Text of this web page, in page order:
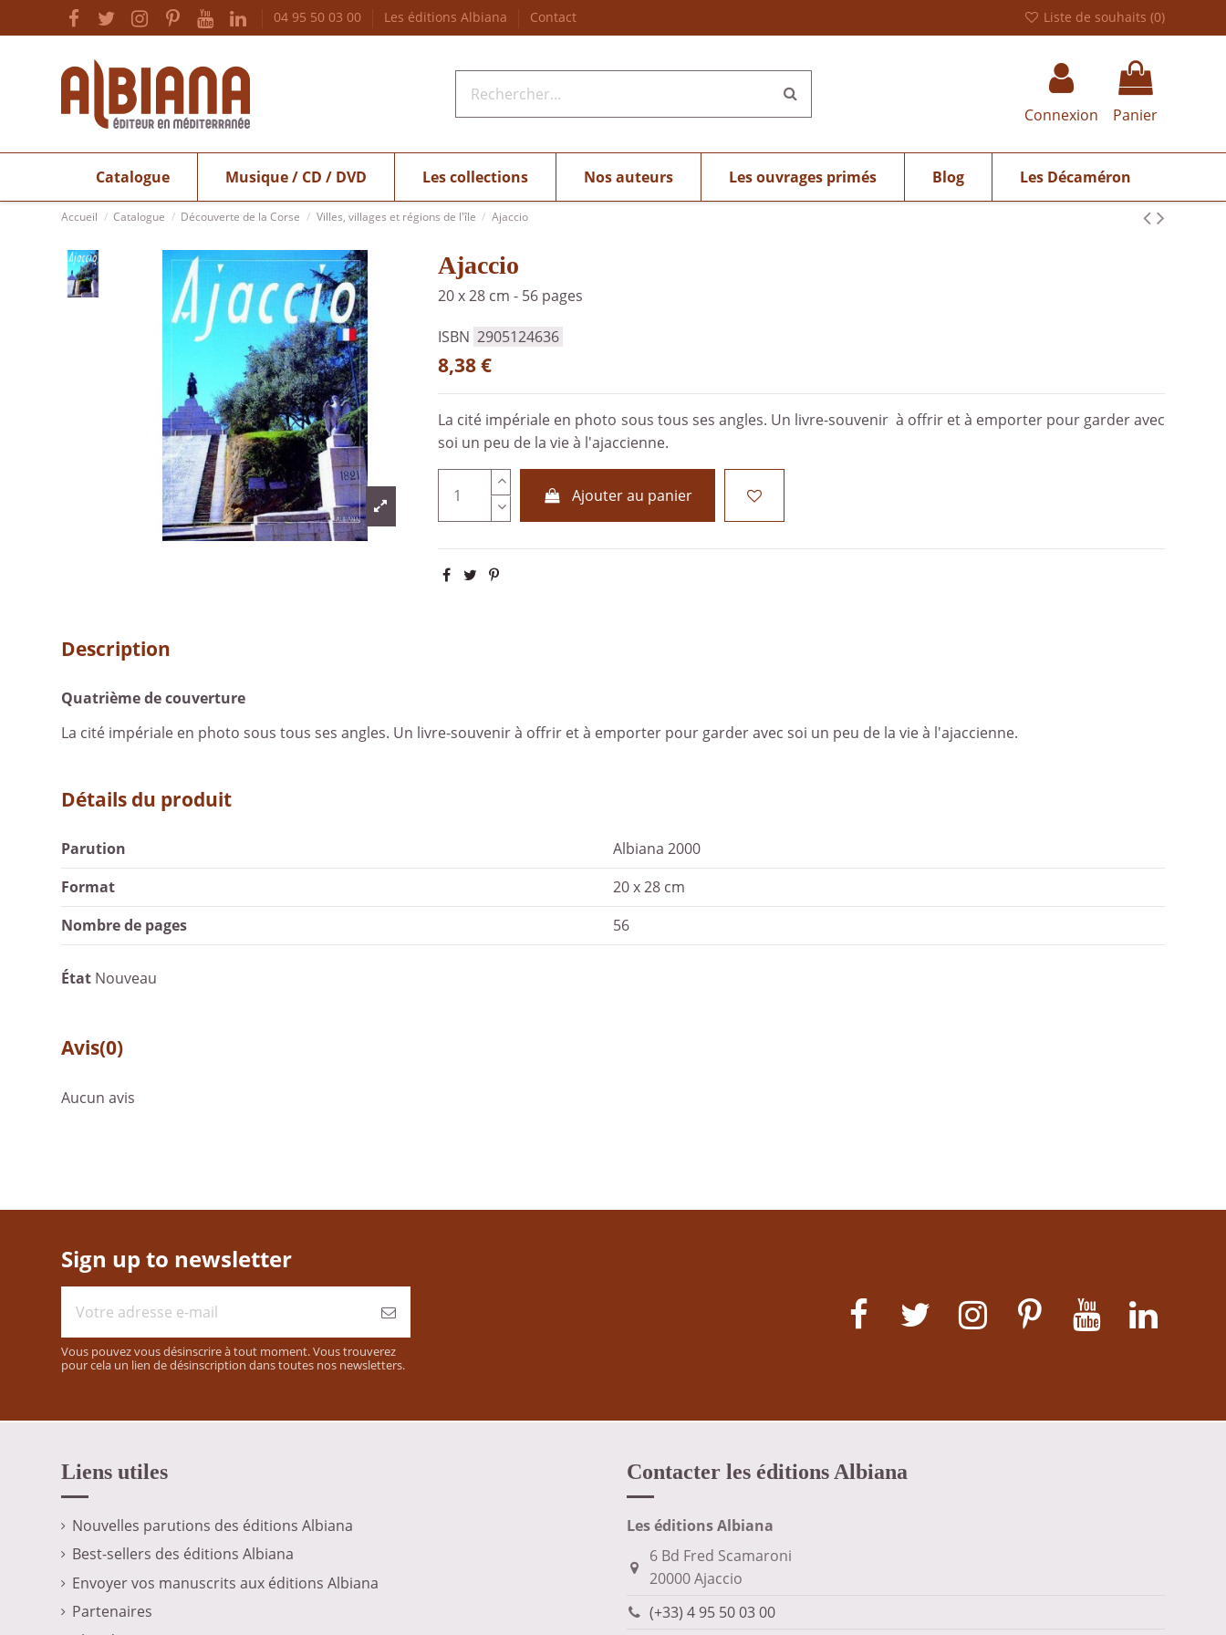
04 95 50 03 00 Les éditions Albiana Contact Liste de souhaits (0)
Connexion Panier
Catalogue Musique / CD / DVD Les collections Nos auteurs Les ouvrages primés Blog Les Décaméron
Accueil Catalogue Découverte de la Corse Villes, villages et régions de l'île Ajaccio
Ajaccio
20 x 28 cm - 56 pages
ISBN 2905124636
8,38 €
La cité impériale en photo sous tous ses angles. Un livre-souvenir à offrir et à emporter pour garder avec
soi un peu de la vie à l'ajaccienne.
Ajouter au panier
Description
Quatrième de couverture
La cité impériale en photo sous tous ses angles. Un livre-souvenir à offrir et à emporter pour garder avec soi un peu de la vie à l'ajaccienne.
Détails du produit
Parution
Albiana 2000
Format
20 x 28 cm
Nombre de pages
56
État Nouveau
Avis(0)
Aucun avis
Sign up to newsletter
Vous pouvez vous désinscrire à tout moment. Vous trouverez
pour cela un lien de désinscription dans toutes nos newsletters.
Liens utiles
Nouvelles parutions des éditions Albiana
Best-sellers des éditions Albiana
Envoyer vos manuscrits aux éditions Albiana
Partenaires
Contacter les éditions Albiana
Les éditions Albiana
6 Bd Fred Scamaroni
20000 Ajaccio
(+33) 4 95 50 03 00